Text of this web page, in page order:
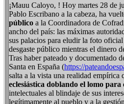
¡Mauu Caloyo, ! Hoy martes 28 de
Pablo Escribano a la cabeza, ha
público a la Coordinadora de
ancho del país: las máximas
sus palacios para eludir la foto
desgaste público mientras el dinero
Tras haber pateado y documentado
Santa en España (https://
salta a la vista una realidad empírica
eclesiástica doblando el lomo
intelectuales al blindaje de sus
legítimamente al pueblo y a la